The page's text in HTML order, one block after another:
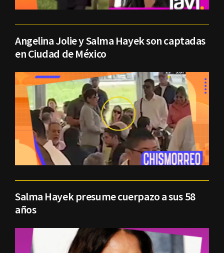
Angelina Jolie y Salma Hayek son captadas
en Ciudad de México
Salma Hayek presume cuerpazo a sus 58
años